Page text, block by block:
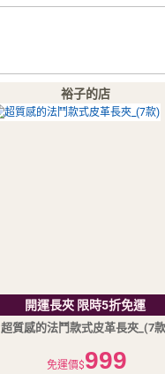
裕子的店
開運長夾 限時5折免運
超質感的法鬥款式皮革長夾_(7
免運價$999